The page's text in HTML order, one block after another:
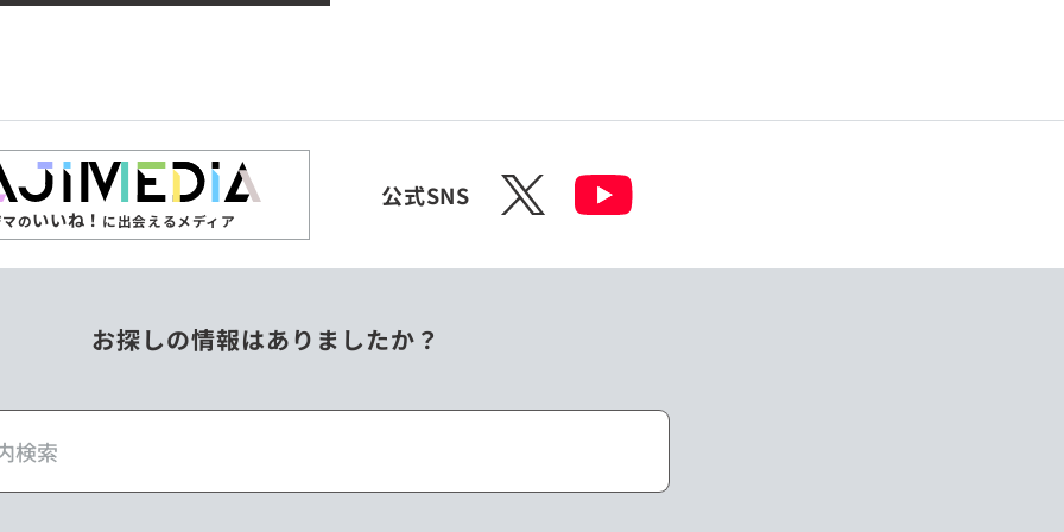
のいいね！ に出会えるメディア
公式SNS X
お探しの情報はありましたか？